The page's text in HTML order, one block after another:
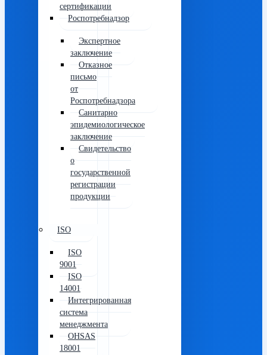
сертификации
Роспотребнадзор
Экспертное
заключение
Отказное
письмо
от
Роспотребнадзора
Санитарно
эпидемиологическое
заключение
Свидетельство
о
государственной
регистрации
продукции
ISO
ISO
9001
ISO
14001
Интегрированная
система
менеджмента
OHSAS
18001